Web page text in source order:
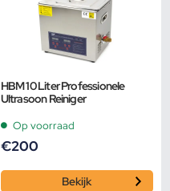
HBM 10 Liter Professionele
Ultrasoon Reiniger
Op voorraad
€200
Bekijk